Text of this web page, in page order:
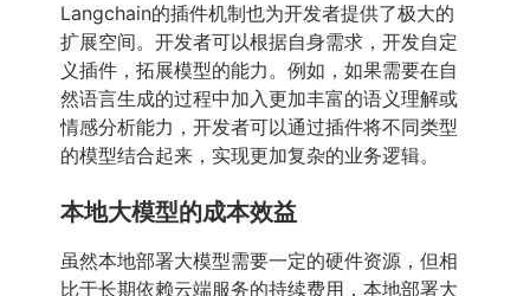
Langchain的插件机制也为开发者提供了极大的
扩展空间。开发者可以根据自身需求，开发自定
义插件，拓展模型的能力。例如，如果需要在自
然语言生成的过程中加入更加丰富的语义理解或
情感分析能力，开发者可以通过插件将不同类型
的模型结合起来，实现更加复杂的业务逻辑。
本地大模型的成本效益
虽然本地部署大模型需要一定的硬件资源，但相
比于长期依赖云端服务的持续费用，本地部署大